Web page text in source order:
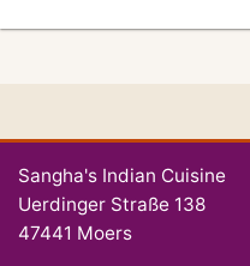
Sangha's Indian Cuisine
Uerdinger Straße 138
47441 Moers